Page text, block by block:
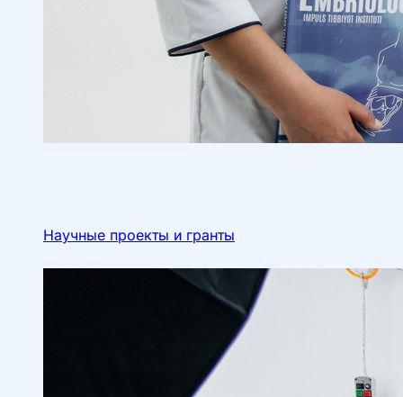
Научные проекты и гранты